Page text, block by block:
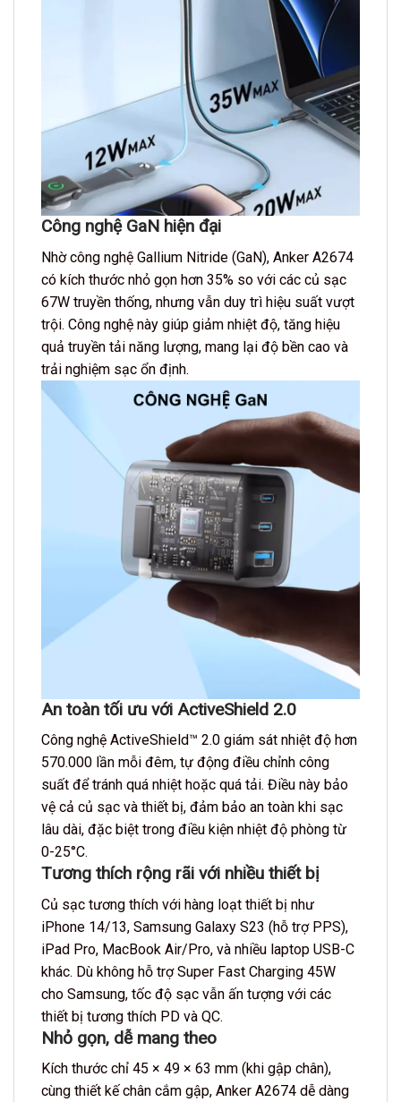
Công nghệ GaN hiện đại
Nhờ công nghệ Gallium Nitride (GaN), Anker A2674
có kích thước nhỏ gọn hơn 35% so với các củ sạc
67W truyền thống, nhưng vẫn duy trì hiệu suất vượt
trội. Công nghệ này giúp giảm nhiệt độ, tăng hiệu
quả truyền tải năng lượng, mang lại độ bền cao và
trải nghiệm sạc ổn định.
An toàn tối ưu với ActiveShield 2.0
Công nghệ ActiveShield™ 2.0 giám sát nhiệt độ hơn
570.000 lần mỗi đêm, tự động điều chỉnh công
suất để tránh quá nhiệt hoặc quá tải. Điều này bảo
vệ cả củ sạc và thiết bị, đảm bảo an toàn khi sạc
lâu dài, đặc biệt trong điều kiện nhiệt độ phòng từ
0-25°C.
Tương thích rộng rãi với nhiều thiết bị
Củ sạc tương thích với hàng loạt thiết bị như
iPhone 14/13, Samsung Galaxy S23 (hỗ trợ PPS),
iPad Pro, MacBook Air/Pro, và nhiều laptop USB-C
khác. Dù không hỗ trợ Super Fast Charging 45W
cho Samsung, tốc độ sạc vẫn ấn tượng với các
thiết bị tương thích PD và QC.
Nhỏ gọn, dễ mang theo
Kích thước chỉ 45 × 49 × 63 mm (khi gập chân),
cùng thiết kế chân cắm gập, Anker A2674 dễ dàng